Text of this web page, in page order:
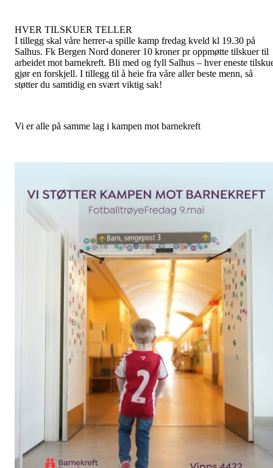
HVER TILSKUER TELLER
I tillegg skal våre herrer-a spille kamp fredag kveld kl 19.30 på
Salhus. Fk Bergen Nord donerer 10 kroner pr oppmøtte tilskuer til
arbeidet mot barnekreft. Bli med og fyll Salhus – hver eneste
gjør en forskjell. I tillegg til å heie fra våre aller beste menn, så
støtter du samtidig en svært viktig sak!
Vi er alle på samme lag i kampen mot barnekreft